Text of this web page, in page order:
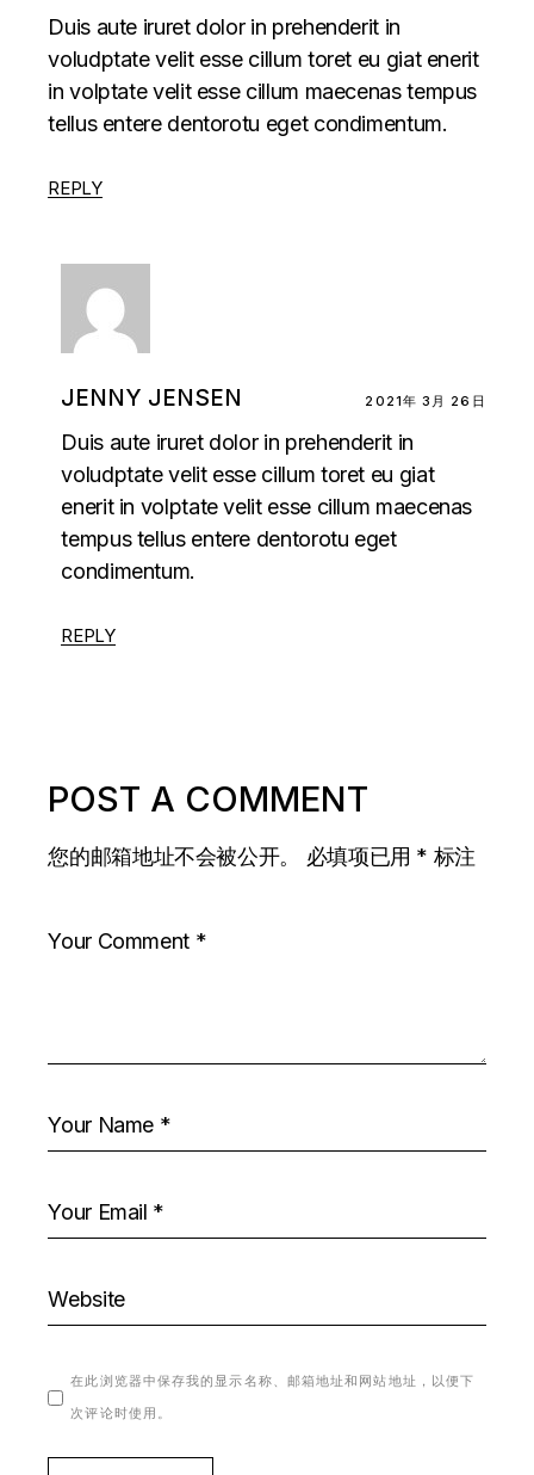
Duis aute iruret dolor in prehenderit in
voludptate velit esse cillum toret eu giat enerit
in volptate velit esse cillum maecenas tempus
tellus entere dentorotu eget condimentum.
REPLY
JENNY JENSEN 2021年 3月 26日
Duis aute iruret dolor in prehenderit in
voludptate velit esse cillum toret eu giat
enerit in volptate velit esse cillum maecenas
tempus tellus entere dentorotu eget
condimentum.
REPLY
POST A COMMENT
您的邮箱地址不会被公开。 必填项已用 * 标注
在此浏览器中保存我的显示名称、邮箱地址和网站地址，以便下
次评论时使用。